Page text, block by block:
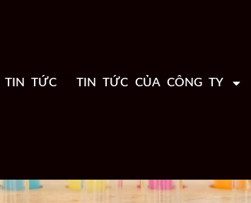
TIN TỨC
TIN TỨC CỦA CÔNG TY